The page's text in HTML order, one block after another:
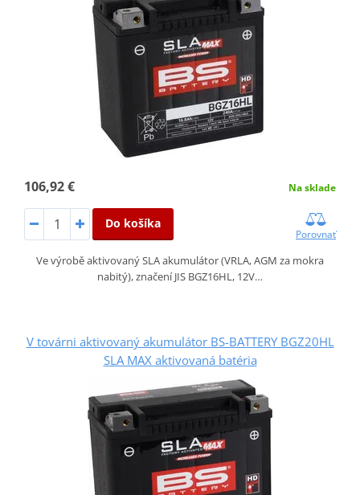
106,92 € Na sklade
Do košíka
Porovnať
Ve výrobě aktivovaný SLA akumulátor (VRLA, AGM za mokra
nabitý), značení JIS BGZ16HL, 12V…
V továrni aktivovaný akumulátor BS-BATTERY BGZ20HL
SLA MAX aktivovaná batéria